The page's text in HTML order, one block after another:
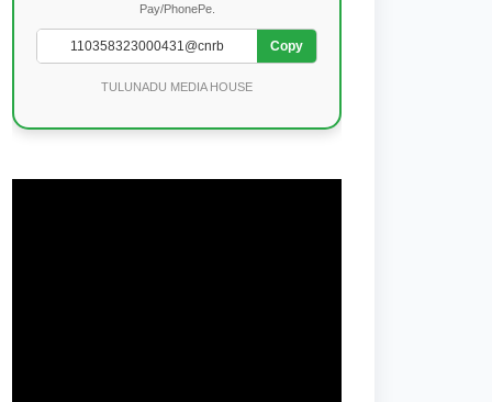
Pay/PhonePe.
Copy
TULUNADU MEDIA HOUSE